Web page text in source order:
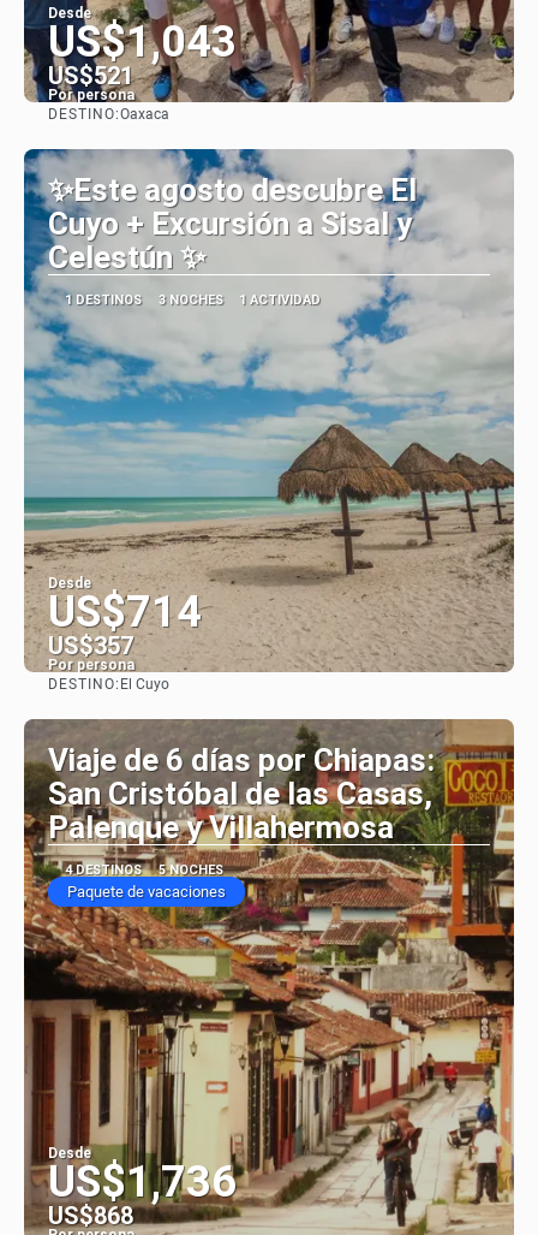
Desde
US$1,043
US$521
Por persona
DESTINO:Oaxaca
✨Este agosto descubre El
Cuyo + Excursión a Sisal y
Celestún ✨
1 DESTINOS 3 NOCHES 1 ACTIVIDAD
Desde
US$714
US$357
Por persona
DESTINO: El Cuyo
Viaje de 6 días por Chiapas:
San Cristóbal de las Casas,
Palenque y Villahermosa
4 DESTINOS 5 NOCHES
Paquete de vacaciones
Desde
US$1,736
US$868